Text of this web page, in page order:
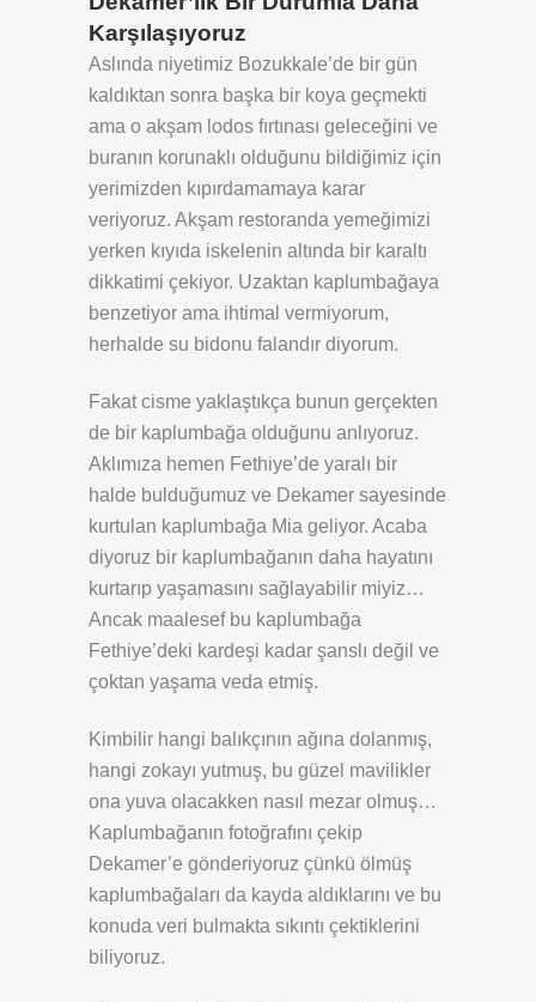
Karşılaşıyoruz
Aslında niyetimiz Bozukkale’de bir gün
kaldıktan sonra başka bir koya geçmekti
ama o akşam lodos fırtınası geleceğini ve
buranın korunaklı olduğunu bildiğimiz için
yerimizden kıpırdamamaya karar
veriyoruz. Akşam restoranda yemeğimizi
yerken kıyıda iskelenin altında bir karaltı
dikkatimi çekiyor. Uzaktan kaplumbağaya
benzetiyor ama ihtimal vermiyorum,
herhalde su bidonu falandır diyorum.
Fakat cisme yaklaştıkça bunun gerçekten
de bir kaplumbağa olduğunu anlıyoruz.
Aklımıza hemen Fethiye’de yaralı bir
halde bulduğumuz ve Dekamer sayesinde
kurtulan kaplumbağa Mia geliyor. Acaba
diyoruz bir kaplumbağanın daha hayatını
kurtarıp yaşamasını sağlayabilir miyiz…
Ancak maalesef bu kaplumbağa
Fethiye’deki kardeşi kadar şanslı değil ve
çoktan yaşama veda etmiş.
Kimbilir hangi balıkçının ağına dolanmış,
hangi zokayı yutmuş, bu güzel mavilikler
ona yuva olacakken nasıl mezar olmuş…
Kaplumbağanın fotoğrafını çekip
Dekamer’e gönderiyoruz çünkü ölmüş
kaplumbağaları da kayda aldıklarını ve bu
konuda veri bulmakta sıkıntı çektiklerini
biliyoruz.